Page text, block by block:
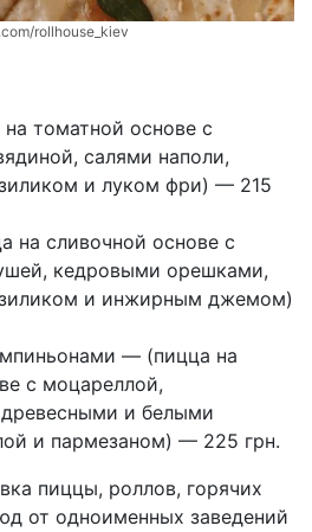
rollhouse_kiev
томатной основе с
салями наполи,
и луком фри) — 215
на сливочной основе с
кедровыми орешками,
и инжирным джемом)
— (пицца на
с моцареллой,
и белыми
и пармезаном) — 225 грн.
пиццы, роллов, горячих
от одноименных заведений